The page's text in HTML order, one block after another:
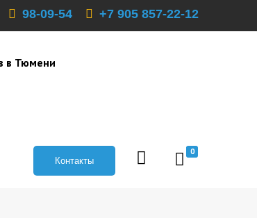
98-09-54 +7 905 857-22-12
в Тюмени
0
Контакты